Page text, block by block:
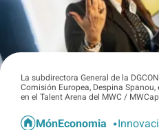
La subdirectora General de la
Comisión Europea, Despina Spanou,
en el Talent Arena del MWC /
MónEconomia